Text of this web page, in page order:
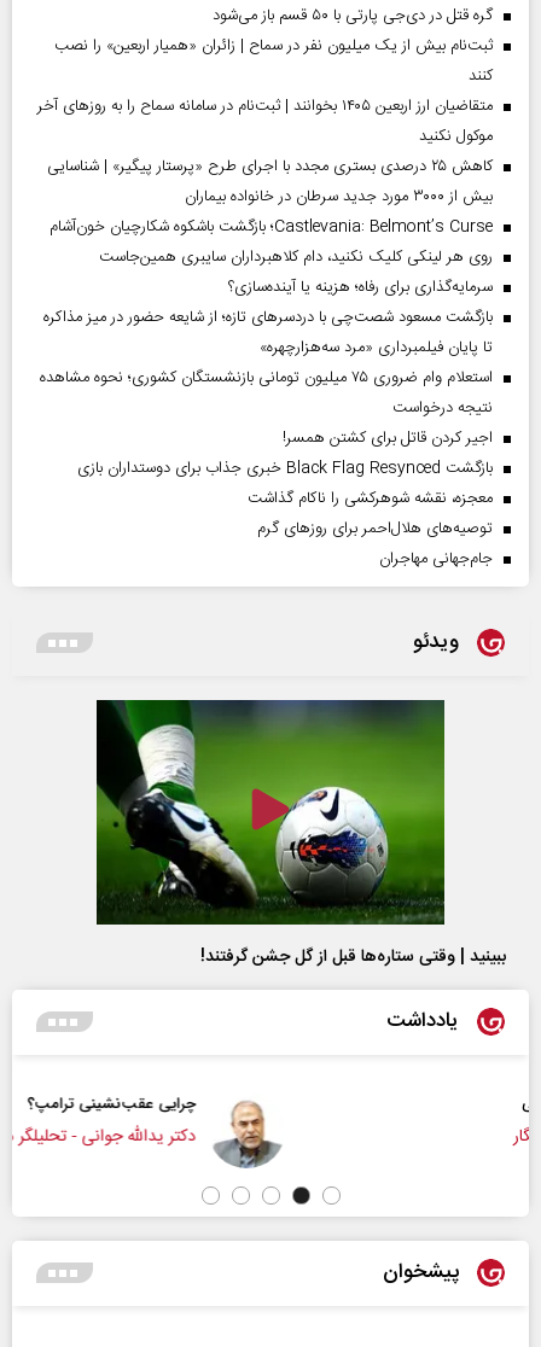
گره قتل در دی‌جی پارتی با ۵۰ قسم باز می‌شود
ثبت‌نام بیش از یک میلیون نفر در سماح | زائران «همیار اربعین» را نصب
کنند
متقاضیان ارز اربعین ۱۴۰۵ بخوانند | ثبت‌نام در سامانه سماح را به روز‌های آخر
موکول نکنید
کاهش ۲۵ درصدی بستری مجدد با اجرای طرح «پرستار پیگیر» | شناسایی
بیش از ۳۰۰۰ مورد جدید سرطان در خانواده بیماران
Castlevania: Belmont’s Curse؛ بازگشت باشکوه شکارچیان خون‌آشام
روی هر لینکی کلیک نکنید، دام کلاهبرداران سایبری همین‌جاست
سرمایه‌گذاری برای رفاه؛ هزینه یا آینده‌سازی؟
بازگشت مسعود شصت‌چی با دردسر‌های تازه؛ از شایعه حضور در میز مذاکره
تا پایان فیلمبرداری «مرد سه‌هزارچهره»
استعلام وام ضروری ۷۵ میلیون تومانی بازنشستگان کشوری؛ نحوه مشاهده
نتیجه درخواست
اجیر کردن قاتل برای کشتن همسر!
بازگشت Black Flag Resynced خبری جذاب برای دوستداران بازی
معجزه، نقشه شوهرکشی را ناکام گذاشت
توصیه‌های هلال‌احمر برای روز‌های گرم
جام‌جهانی مهاجران
ویدئو
ببینید | وقتی ستاره‌ها قبل از گل جشن گرفتند!
یادداشت
چرایی عقب‌نشینی ترامپ؟
دکتر یدالله جوانی - تحلیلگر مسائل سیاسی
پیشخوان